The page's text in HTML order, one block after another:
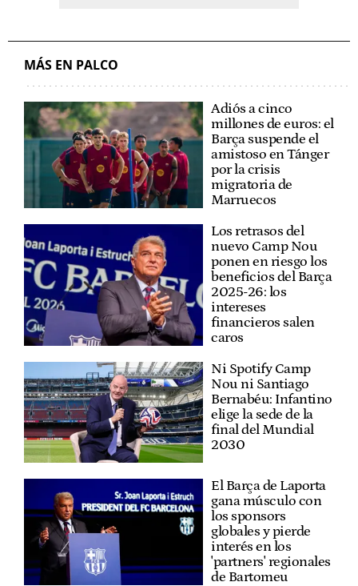
MÁS EN PALCO
Adiós a cinco
millones de euros: el
Barça suspende el
amistoso en Tánger
por la crisis
migratoria de
Marruecos
Los retrasos del
nuevo Camp Nou
ponen en riesgo los
beneficios del Barça
2025-26: los
intereses
financieros salen
caros
Ni Spotify Camp
Nou ni Santiago
Bernabéu: Infantino
elige la sede de la
final del Mundial
2030
El Barça de Laporta
gana músculo con
los sponsors
globales y pierde
interés en los
'partners' regionales
de Bartomeu